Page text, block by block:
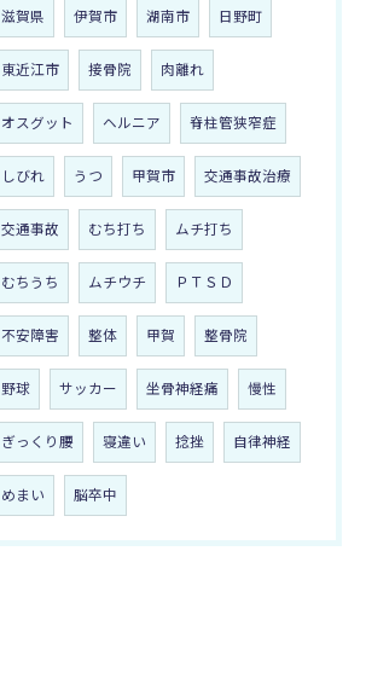
滋賀県 伊賀市 湖南市 日野町
東近江市 接骨院 肉離れ
オスグット ヘルニア 脊柱管狭窄症
しびれ うつ 甲賀市 交通事故治療
交通事故 むち打ち ムチ打ち
むちうち ムチウチ ＰＴＳＤ
不安障害 整体 甲賀 整骨院
野球 サッカー 坐骨神経痛 慢性
ぎっくり腰 寝違い 捻挫 自律神経
めまい 脳卒中